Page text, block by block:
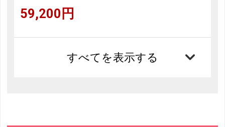
59,200円
すべてを表示する